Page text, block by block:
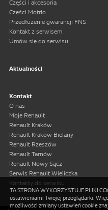
TA STRONA WYKORZYSTUJE PLIKI
ustawieniami Twojej przeglądarki.
możliwości zmiany ustawień cookie
Części i akcesoria
Części Motrio
Przedłużenie gwarancji FNS
Kontakt z serwisem
Umów się do serwisu
Aktualności
Kontakt
O nas
Moje Renault
Renault Kraków
Renault Kraków Bielany
Renault Rzeszów
Renault Tarnów
Renault Nowy Sącz
Serwis Renault Wieliczka
Kontakty do serwisu